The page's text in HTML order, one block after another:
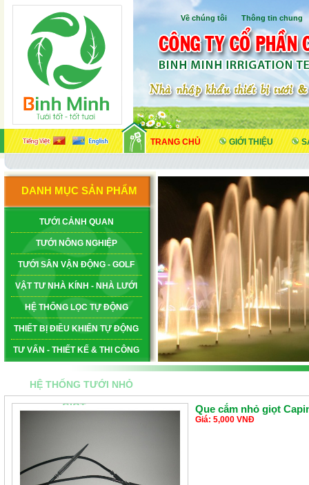
TRANG CHỦ GIỚI THIỆU
Về chúng tôi Thông tin chung
DANH MỤC SẢN PHẨM
TƯỚI CẢNH QUAN
TƯỚI NÔNG NGHIỆP
TƯỚI SÂN VẬN ĐỘNG - GOLF
VẬT TƯ NHÀ KÍNH - NHÀ LƯỚI
HỆ THỐNG LỌC TỰ ĐỘNG
THIẾT BỊ ĐIỀU KHIỂN TỰ ĐỘNG
TƯ VẤN - THIẾT KẾ & THI CÔNG
HỆ THỐNG TƯỚI NHỎ
GIỌT
Que cắm nhỏ giọt
Giá: 5,000 VNĐ